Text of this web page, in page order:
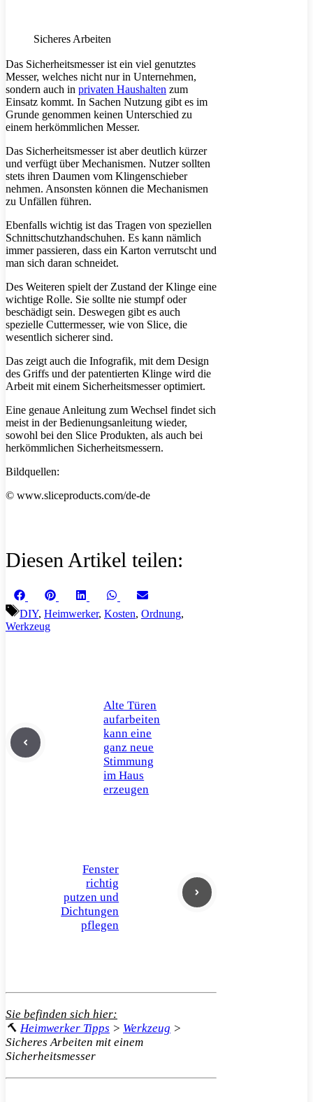
Sicheres Arbeiten
Das Sicherheitsmesser ist ein viel genutztes
Messer, welches nicht nur in Unternehmen,
sondern auch in privaten Haushalten zum
Einsatz kommt. In Sachen Nutzung gibt es im
Grunde genommen keinen Unterschied zu
einem herkömmlichen Messer.
Das Sicherheitsmesser ist aber deutlich kürzer
und verfügt über Mechanismen. Nutzer sollten
stets ihren Daumen vom Klingenschieber
nehmen. Ansonsten können die Mechanismen
zu Unfällen führen.
Ebenfalls wichtig ist das Tragen von speziellen
Schnittschutzhandschuhen. Es kann nämlich
immer passieren, dass ein Karton verrutscht und
man sich daran schneidet.
Des Weiteren spielt der Zustand der Klinge eine
wichtige Rolle. Sie sollte nie stumpf oder
beschädigt sein. Deswegen gibt es auch
spezielle Cuttermesser, wie von Slice, die
wesentlich sicherer sind.
Das zeigt auch die Infografik, mit dem Design
des Griffs und der patentierten Klinge wird die
Arbeit mit einem Sicherheitsmesser optimiert.
Eine genaue Anleitung zum Wechsel findet sich
meist in der Bedienungsanleitung wieder,
sowohl bei den Slice Produkten, als auch bei
herkömmlichen Sicherheitsmessern.
Bildquellen:
© www.sliceproducts.com/de-de
Diesen Artikel teilen:
Share
on
FacebookShare
on
Pinterest Share
LinkedInShare
WhatsApp
Share
on
Schlagwörter
DIY, Heimwerker, Kosten, Ordnung,
Werkzeug
Alte Türen
aufarbeiten
kann eine
ganz neue
Stimmung
im Haus
erzeugen
Fenster
richtig
putzen und
Dichtungen
pflegen
Sie befinden sich hier:
🔨 Heimwerker Tipps > Werkzeug >
Sicheres Arbeiten mit einem
Sicherheitsmesser